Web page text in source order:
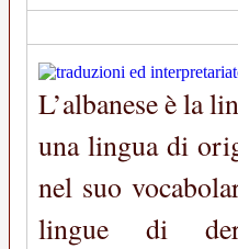
L’albanese è la
una lingua di
nel suo
lingue di